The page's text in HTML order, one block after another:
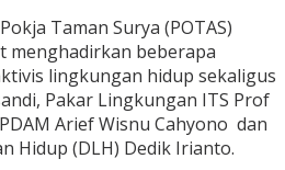
Taman Surya (POTAS)
menghadirkan beberapa
lingkungan hidup sekaligus
Pakar Lingkungan ITS Prof
Arief Wisnu Cahyono dan
Hidup (DLH) Dedik Irianto.